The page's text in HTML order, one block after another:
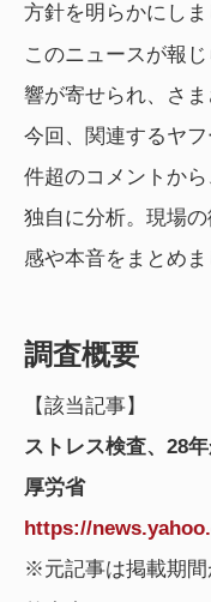
方針を明らかにしま
このニュースが報
響が寄せられ、さま
今回、関連するヤ
件超のコメントか
独自に分析。現場
感や本音をまとめま
調査概要
【該当記事】
ストレス検査、28
厚労省
https://
※元記事は掲載期間